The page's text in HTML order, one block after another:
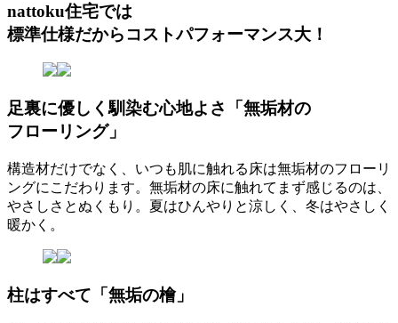
nattoku住宅では
標準仕様だからコストパフォーマンス大！
足裏に優しく馴染む心地よさ
「無垢材の
フローリング」
構造材だけでなく、いつも肌に触れる床は無垢材のフローリ
ングにこだわります。無垢材の床に触れてまず感じるのは、
やさしさとぬくもり。夏はひんやりと涼しく、冬はやさしく
暖かく。
柱はすべて 「無垢の檜」